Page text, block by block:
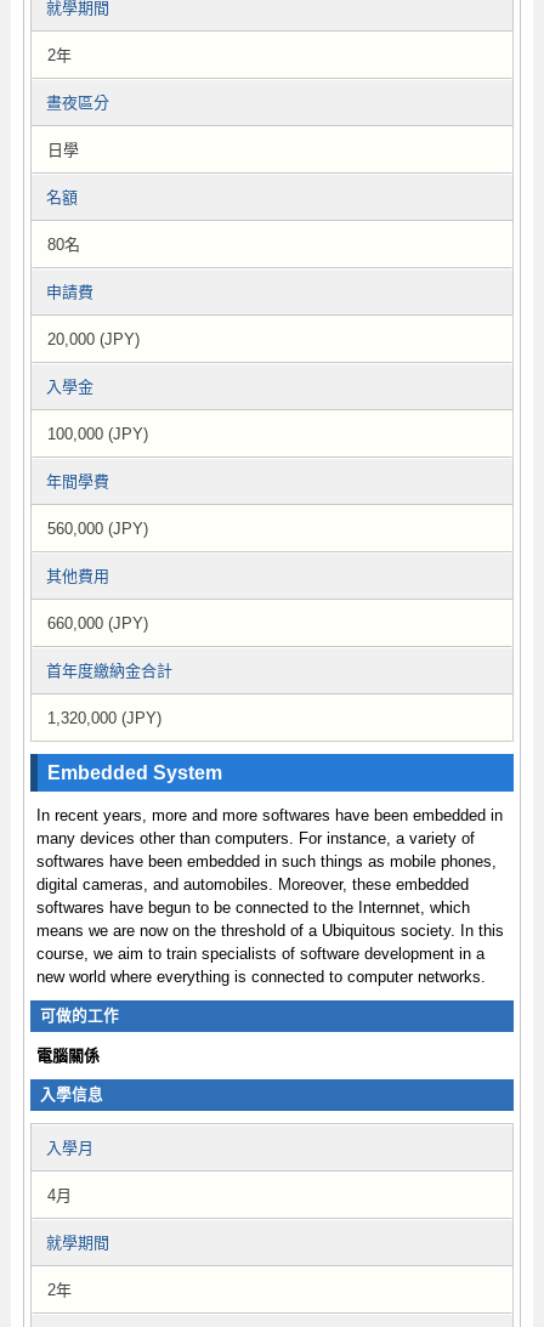
就學期間
2年
晝夜區分
日學
名額
80名
申請費
20,000 (JPY)
入學金
100,000 (JPY)
年間學費
560,000 (JPY)
其他費用
660,000 (JPY)
首年度繳納金合計
1,320,000 (JPY)
Embedded System
In recent years, more and more softwares have been embedded in
many devices other than computers. For instance, a variety of
softwares have been embedded in such things as mobile phones,
digital cameras, and automobiles. Moreover, these embedded
softwares have begun to be connected to the Internnet, which
means we are now on the threshold of a Ubiquitous society. In this
course, we aim to train specialists of software development in a
new world where everything is connected to computer networks.
可做的工作
電腦關係
入學信息
入學月
4月
就學期間
2年